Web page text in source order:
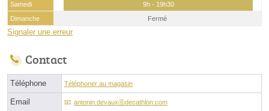
Samedi
9h - 19h30
Dimanche
Fermé
Signaler une erreur
Contact
Téléphone Téléphoner au magasin
Email antonin.devauxⓐdecathlon.com